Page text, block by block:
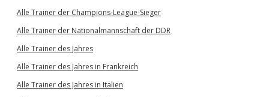
Alle Trainer der Champions-League-Sieger
Alle Trainer der Nationalmannschaft der DDR
Alle Trainer des Jahres
Alle Trainer des Jahres in Frankreich
Alle Trainer des Jahres in Italien